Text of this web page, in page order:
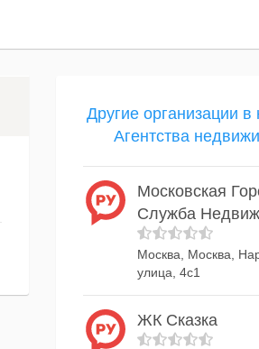
Другие организации в
Агентства
Московская
Служба
Москва, Москва,
улица, 4с1
ЖК Сказка